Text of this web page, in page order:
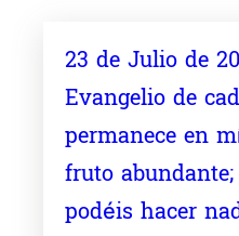
23 de Julio de
Evangelio de
permanece en
fruto
podéis hacer